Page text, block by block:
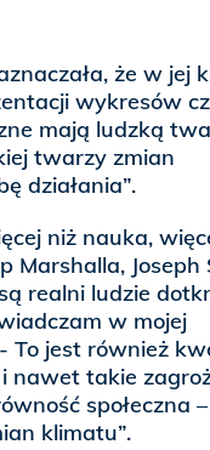
że w jej
wykresów
mają ludzką
twarzy zmian
działania”.
niż nauka,
Marshalla, Joseph
realni ludzie
w mojej
- To jest również
nawet takie
społeczna
klimatu”.